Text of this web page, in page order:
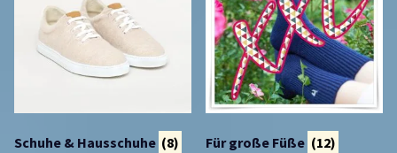
Schuhe & Hausschuhe (8) Für große Füße (12)